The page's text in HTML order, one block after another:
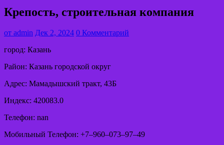
Крепость, строительная компания
от admin Дек 2, 2024 0 Комментарий
город: Казань
Район: Казань городской округ
Адрес: Мамадышский тракт, 43Б
Индекс: 420083.0
Телефон: nan
Мобильный Телефон: +7‒960‒073‒97‒49